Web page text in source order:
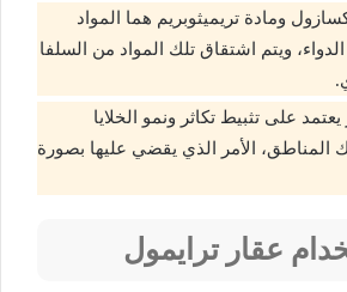
ومادة تريميثوبريم هما المواد
ويتم اشتقاق تلك المواد من السلفا
على تثبيط تكاثر ونمو الخلايا
المناطق، الأمر الذي يقضي عليها بصورة
عقار ترايمول